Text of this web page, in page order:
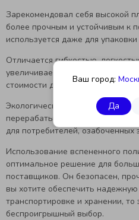
Ваш город:
Да
Зарекомендовал себя высокой
более прочным и устойчивым к
используется даже для
Отличается гибкостью,
увеличивает вес груза, а это
стоимости доставки.
Экологически чистый материал,
перерабатывается. Это делает
для потребителей, озабоченных
Использование вспененного
оптимальное решение для
поставщиков. Он безопасен,
вы хотите обеспечить
транспортировке и хранении,
беспроигрышный выбор.